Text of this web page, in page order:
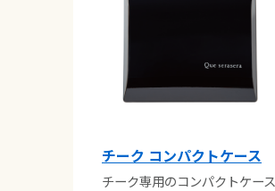
チーク コンパクトケース
チーク専用のコンパクトケース